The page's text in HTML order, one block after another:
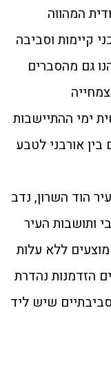
המהווה
קיימות וסביבה
גם מהסברים
ימי ההתיישבות
אורבני לטבע
הוד השרון, נדב
ותושבות העיר
מוצעים ללא עלות
הזדמנות נהדרת
שיש ליד